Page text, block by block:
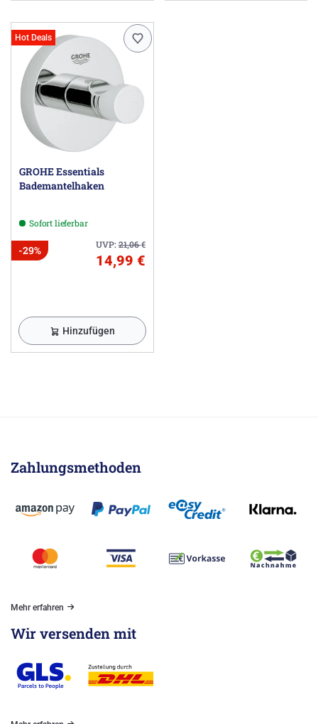
Hot Deals
GROHE Essentials
Bademantelhaken
Sofort lieferbar
UVP:21,06€
-29%
14,99 €
Hinzufügen
Zahlungsmethoden
Mehr erfahren
Wir versenden mit